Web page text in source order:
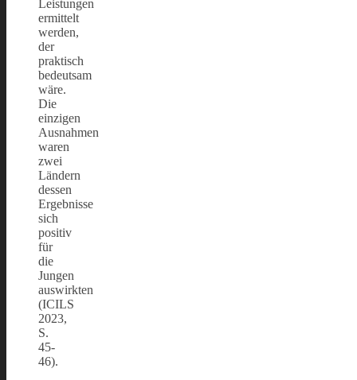
Leistungen
ermittelt
werden,
der
praktisch
bedeutsam
wäre.
Die
einzigen
Ausnahmen
waren
zwei
Ländern
dessen
Ergebnisse
sich
positiv
für
die
Jungen
auswirkten
(ICILS
2023,
S.
45-
46).